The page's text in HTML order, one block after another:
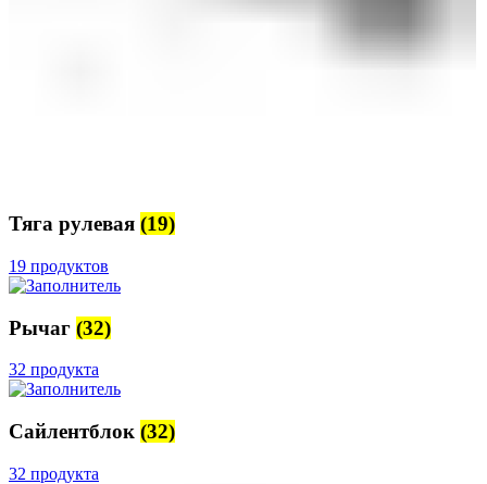
Тяга рулевая (19)
19 продуктов
Рычаг (32)
32 продукта
Сайлентблок (32)
32 продукта